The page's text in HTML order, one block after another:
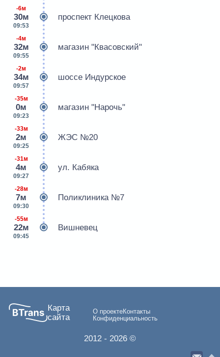
-6м
30м
09:53
проспект Клецкова
-4м
32м
09:55
магазин "Квасовский"
-2м
34м
09:57
шоссе Индурское
-35м
0м
09:23
магазин "Нарочь"
-33м
2м
09:25
ЖЭС №20
-31м
4м
09:27
ул. Кабяка
-28м
7м
09:30
Поликлиника №7
-55м
22м
09:45
Вишневец
Карта
сайта
О проектеКонтакты
Конфиденциальность
2012 - 2026 ©